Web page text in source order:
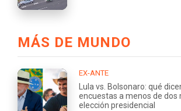
MÁS DE MUNDO
EX-ANTE
Lula vs. Bolsonaro: qué
encuestas a menos de dos
elección presidencial